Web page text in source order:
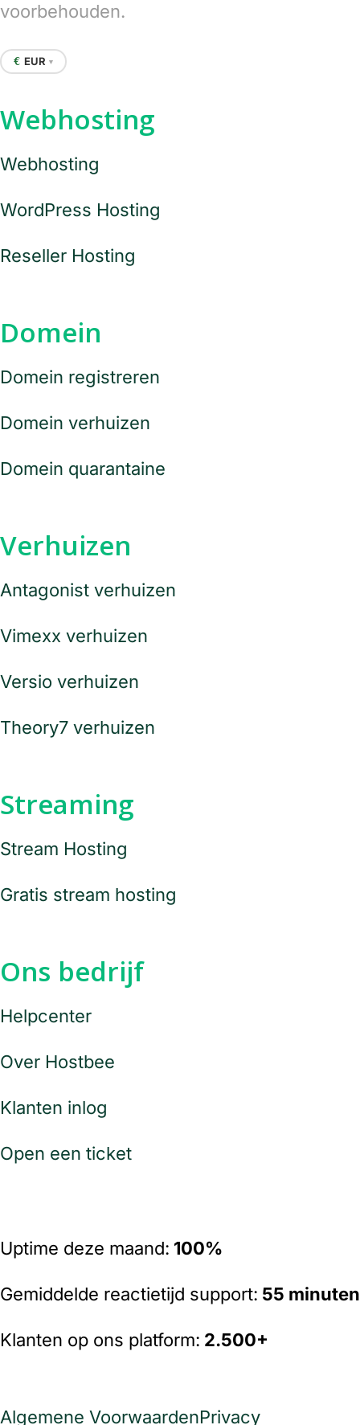
voorbehouden.
€ EUR ▼
Webhosting
Webhosting
WordPress Hosting
Reseller Hosting
Domein
Domein registreren
Domein verhuizen
Domein quarantaine
Verhuizen
Antagonist verhuizen
Vimexx verhuizen
Versio verhuizen
Theory7 verhuizen
Streaming
Stream Hosting
Gratis stream hosting
Ons bedrijf
Helpcenter
Over Hostbee
Klanten inlog
Open een ticket
Uptime deze maand: 100%
Gemiddelde reactietijd support: 55 minuten
Klanten op ons platform: 2.500+
Algemene VoorwaardenPrivacy